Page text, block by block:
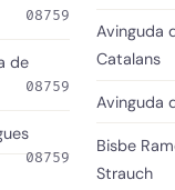
08759
de
08759
08759
Avinguda
Catalans
Avinguda
Bisbe
Strauch